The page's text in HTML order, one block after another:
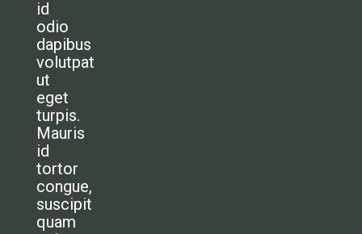
id
odio
dapibus
volutpat
ut
eget
turpis.
Mauris
id
tortor
congue,
suscipit
quam